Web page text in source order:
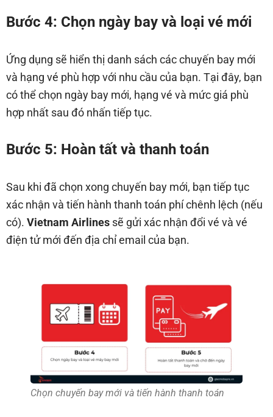
Bước 4: Chọn ngày bay và loại vé mới
Ứng dụng sẽ hiển thị danh sách các chuyến bay mới
và hạng vé phù hợp với nhu cầu của bạn. Tại đây, bạn
có thể chọn ngày bay mới, hạng vé và mức giá phù
hợp nhất sau đó nhấn tiếp tục.
Bước 5: Hoàn tất và thanh toán
Sau khi đã chọn xong chuyến bay mới, bạn tiếp tục
xác nhận và tiến hành thanh toán phí chênh lệch (nếu
có). Vietnam Airlines sẽ gửi xác nhận đổi vé và vé
điện tử mới đến địa chỉ email của bạn.
Chọn chuyến bay mới và tiến hành thanh toán